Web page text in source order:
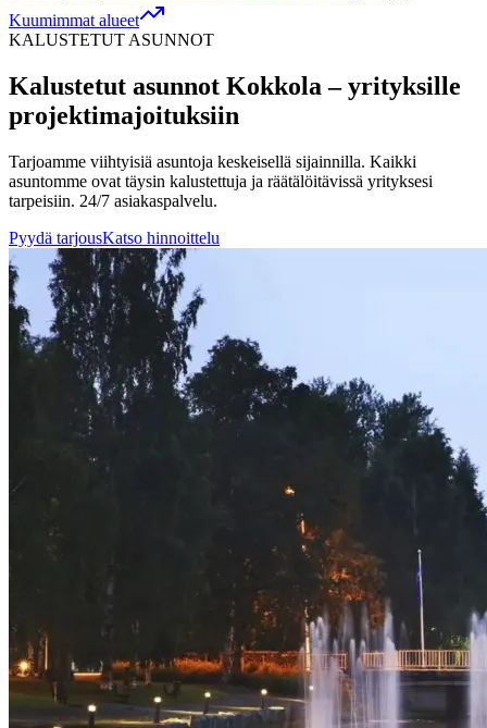
Kuumimmat alueet
KALUSTETUT ASUNNOT
Kalustetut asunnot Kokkola – yrityksille
projektimajoituksiin
Tarjoamme viihtyisiä asuntoja keskeisellä sijainnilla. Kaikki
asuntomme ovat täysin kalustettuja ja räätälöitävissä yrityksesi
tarpeisiin. 24/7 asiakaspalvelu.
Pyydä tarjousKatso hinnoittelu